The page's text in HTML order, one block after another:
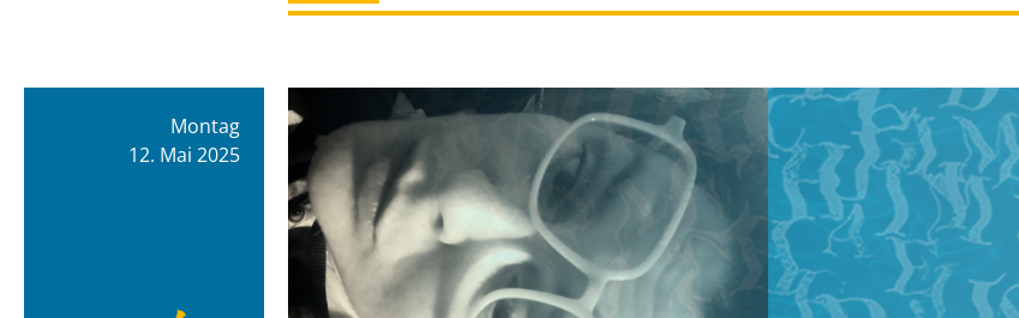
Montag
12. Mai 2025